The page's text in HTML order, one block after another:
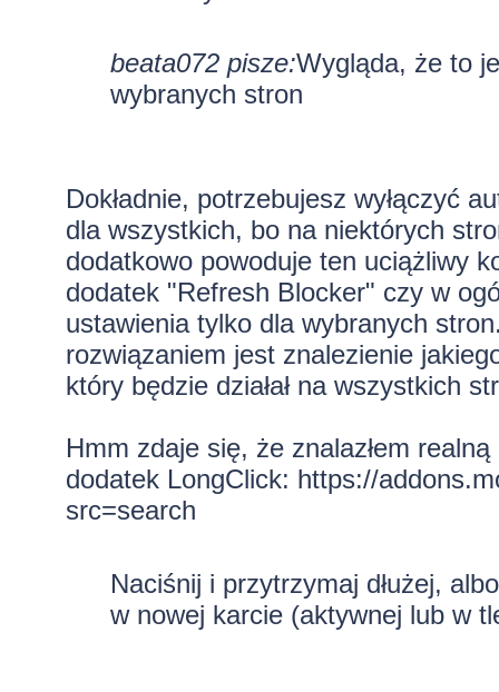
beata072 pisze:Wygląda, że to
wybranych stron
Dokładnie, potrzebujesz wyłączyć
dla wszystkich, bo na niektórych
dodatkowo powoduje ten uciążliwy
dodatek "Refresh Blocker" czy w
ustawienia tylko dla wybranych
rozwiązaniem jest znalezienie
który będzie działał na wszystkich
Hmm zdaje się, że znalazłem
dodatek LongClick: https://
src=search
Naciśnij i przytrzymaj dłużej,
w nowej karcie (aktywnej lub w